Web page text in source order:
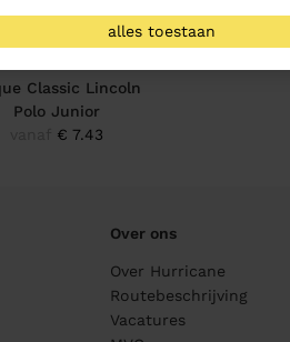
Classic Lincoln
Polo Junior
€ 7.43
Over ons
Over Hurricane
Routebeschrijving
Vacatures
alles toestaan